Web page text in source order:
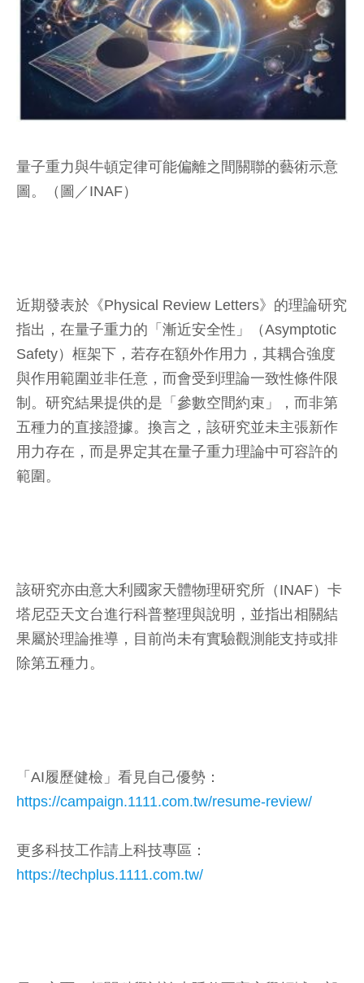
量子重力與牛頓定律可能偏離之間關聯的藝術示意
圖。（圖／INAF）
近期發表於《Physical Review Letters》的理論研究
指出，在量子重力的「漸近安全性」（Asymptotic
Safety）框架下，若存在額外作用力，其耦合強度
與作用範圍並非任意，而會受到理論一致性條件限
制。研究結果提供的是「參數空間約束」，而非第
五種力的直接證據。換言之，該研究並未主張新作
用力存在，而是界定其在量子重力理論中可容許的
範圍。
該研究亦由意大利國家天體物理研究所（INAF）卡
塔尼亞天文台進行科普整理與說明，並指出相關結
果屬於理論推導，目前尚未有實驗觀測能支持或排
除第五種力。
「AI履歷健檢」看見自己優勢：
https://campaign.1111.com.tw/resume-review/
更多科技工作請上科技專區：
https://techplus.1111.com.tw/